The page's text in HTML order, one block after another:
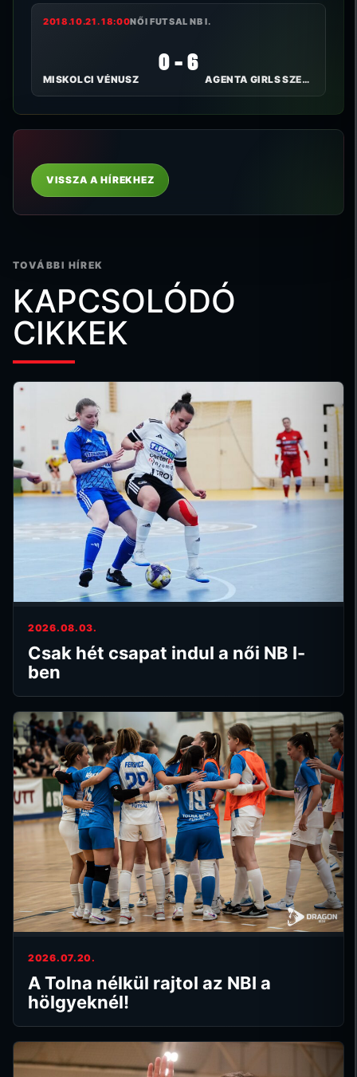
2018.10.21. 18:00NŐI FUTSAL NB I.
MISKOLCI VÉNUSZ
0 - 6
AGENTA GIRLS SZEKSZÁRD FC
VISSZA A HÍREKHEZ
TOVÁBBI HÍREK
KAPCSOLÓDÓ
CIKKEK
2026.08.03.
Csak hét csapat indul a női NB I-
ben
2026.07.20.
A Tolna nélkül rajtol az NBI a
hölgyeknél!